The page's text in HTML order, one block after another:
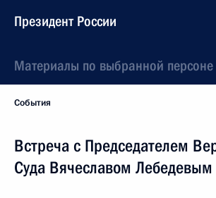
Президент России
Материалы по выбранной персоне
События
Встреча с Председателем
Суда Вячеславом Лебедевым